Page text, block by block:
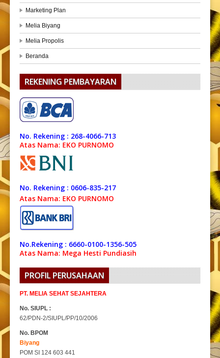
Marketing Plan
Melia Biyang
Melia Propolis
Beranda
REKENING PEMBAYARAN
No. Rekening : 268-4066-713
Atas Nama: EKO PURNOMO
No. Rekening : 0606-835-217
Atas Nama: EKO PURNOMO
No.Rekening : 6660-0100-1356-505
Atas Nama: Mega Hesti Pundiasih
PROFIL PERUSAHAAN
PT. MELIA SEHAT SEJAHTERA
No. SIUPL :
62/PDN-2/SIUPL/PP/10/2006
No. BPOM
Biyang
POM SI 124 603 441